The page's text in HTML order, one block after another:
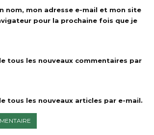
nom, mon adresse e-mail et mon site
pour la prochaine fois que je
tous les nouveaux commentaires par
tous les nouveaux articles par e-mail.